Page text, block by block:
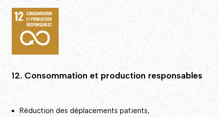
12. Consommation et production responsables
Réduction des déplacements patients,